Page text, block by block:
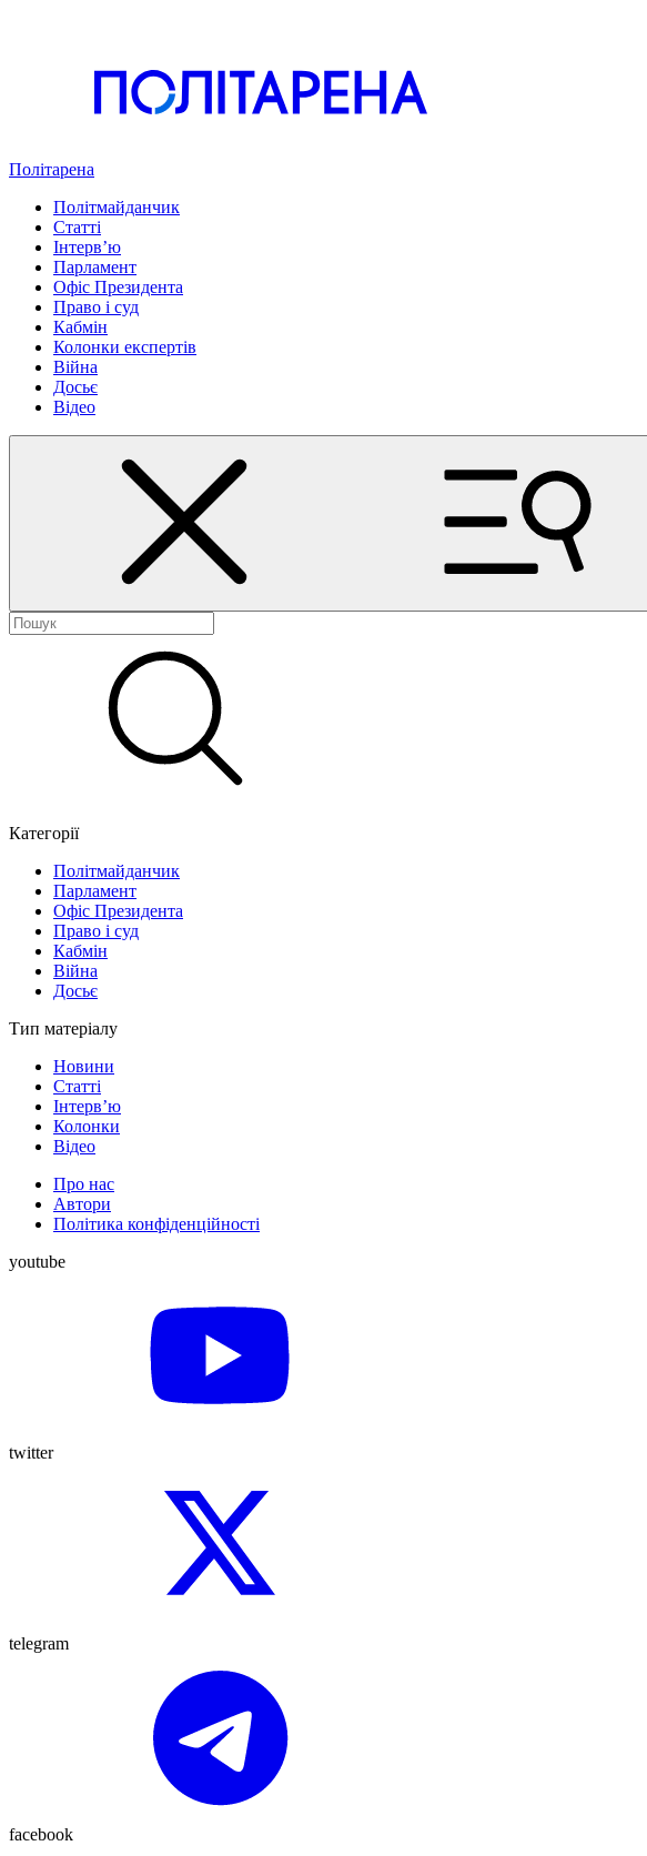
Політарена
Політмайданчик
Статті
Інтервʼю
Парламент
Офіс Президента
Право і суд
Кабмін
Колонки експертів
Війна
Досьє
Відео
Категорії
Політмайданчик
Парламент
Офіс Президента
Право і суд
Кабмін
Війна
Досьє
Тип матеріалу
Новини
Статті
Інтерв’ю
Колонки
Відео
Про нас
Автори
Політика конфіденційності
youtube
twitter
telegram
facebook